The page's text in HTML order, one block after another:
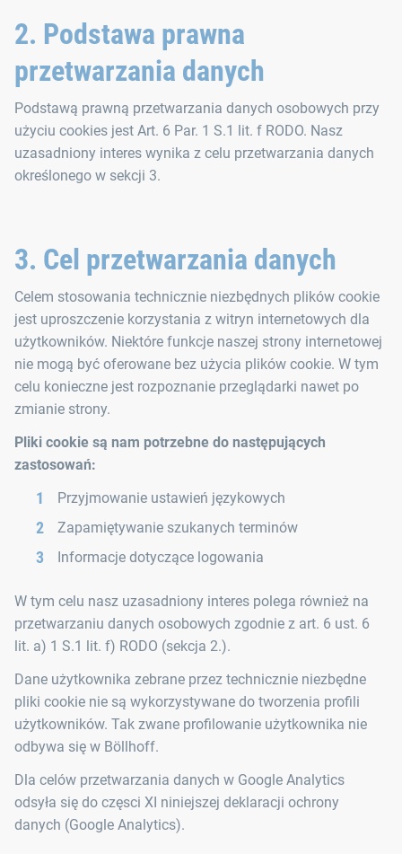
2. Podstawa prawna
przetwarzania danych
Podstawą prawną przetwarzania danych osobowych przy
użyciu cookies jest Art. 6 Par. 1 S.1 lit. f RODO. Nasz
uzasadniony interes wynika z celu przetwarzania danych
określonego w sekcji 3.
3. Cel przetwarzania danych
Celem stosowania technicznie niezbędnych plików cookie
jest uproszczenie korzystania z witryn internetowych dla
użytkowników. Niektóre funkcje naszej strony internetowej
nie mogą być oferowane bez użycia plików cookie. W tym
celu konieczne jest rozpoznanie przeglądarki nawet po
zmianie strony.
Pliki cookie są nam potrzebne do następujących
zastosowań:
Przyjmowanie ustawień językowych
Zapamiętywanie szukanych terminów
Informacje dotyczące logowania
W tym celu nasz uzasadniony interes polega również na
przetwarzaniu danych osobowych zgodnie z art. 6 ust. 6
lit. a) 1 S.1 lit. f) RODO (sekcja 2.).
Dane użytkownika zebrane przez technicznie niezbędne
pliki cookie nie są wykorzystywane do tworzenia profili
użytkowników. Tak zwane profilowanie użytkownika nie
odbywa się w Böllhoff.
Dla celów przetwarzania danych w Google Analytics
odsyła się do częsci XI niniejszej deklaracji ochrony
danych (Google Analytics).